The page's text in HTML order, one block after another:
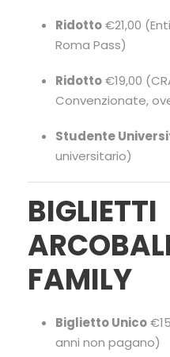
Ridotto€21,00
Roma Pass)
Ridotto€19,00
Convenzionate,
Studente
universitario)
BIGLIETTI
FAMILY
Biglietto Unico
anni non pagano)